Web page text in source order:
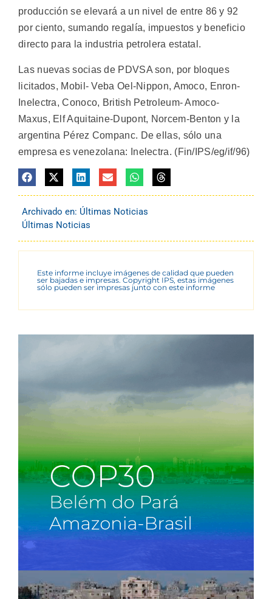
producción se elevará a un nivel de entre 86 y 92
por ciento, sumando regalía, impuestos y beneficio
directo para la industria petrolera estatal.
Las nuevas socias de PDVSA son, por bloques
licitados, Mobil- Veba Oel-Nippon, Amoco, Enron-
Inelectra, Conoco, British Petroleum- Amoco-
Maxus, Elf Aquitaine-Dupont, Norcem-Benton y la
argentina Pérez Companc. De ellas, sólo una
empresa es venezolana: Inelectra. (Fin/IPS/eg/if/96)
Archivado en: Últimas Noticias
Últimas Noticias
Este informe incluye imágenes de calidad que pueden
ser bajadas e impresas. Copyright IPS, estas imágenes
sólo pueden ser impresas junto con este informe